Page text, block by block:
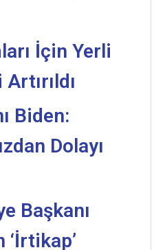
İçin Yerli
Biden:
Dolayı
Başkanı
‘İrtikap’